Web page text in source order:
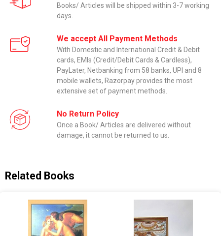
Books/ Articles will be shipped within 3-7 working
days.
We accept All Payment Methods
With Domestic and International Credit & Debit
cards, EMIs (Credit/Debit Cards & Cardless),
PayLater, Netbanking from 58 banks, UPI and 8
mobile wallets, Razorpay provides the most
extensive set of payment methods.
No Return Policy
Once a Book/ Articles are delivered without
damage, it cannot be returned to us.
Related Books